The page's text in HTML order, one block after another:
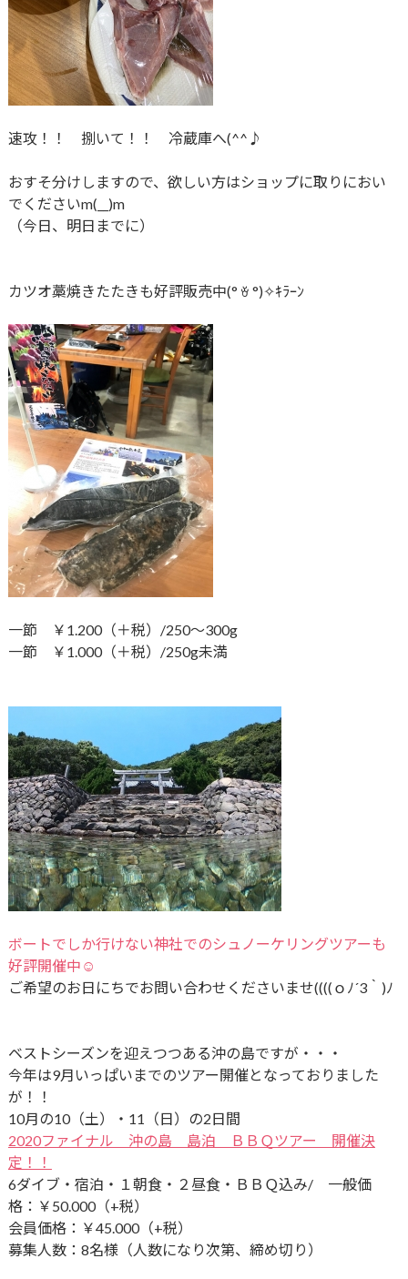
速攻！！ 捌いて！！ 冷蔵庫へ(^^♪
おすそ分けしますので、欲しい方はショップに取りにおい
でくださいm(__)m
（今日、明日までに）
カツオ藁焼きたたきも好評販売中(° ꈊ °)✧ｷﾗｰﾝ
一節 ￥1.200（＋税）/250～300g
一節 ￥1.000（＋税）/250g未満
ボートでしか行けない神社でのシュノーケリングツアーも
好評開催中☺
ご希望のお日にちでお問い合わせくださいませ((((ｏﾉ´3｀)ﾉ
ベストシーズンを迎えつつある沖の島ですが・・・
今年は9月いっぱいまでのツアー開催となっておりました
が！！
10月の10（土）・11（日）の2日間
2020ファイナル 沖の島 島泊 ＢＢＱツアー 開催決
定！！
6ダイブ・宿泊・１朝食・２昼食・ＢＢＱ込み/ 一般価
格：￥50.000（+税）
会員価格：￥45.000（+税）
募集人数：8名様（人数になり次第、締め切り）